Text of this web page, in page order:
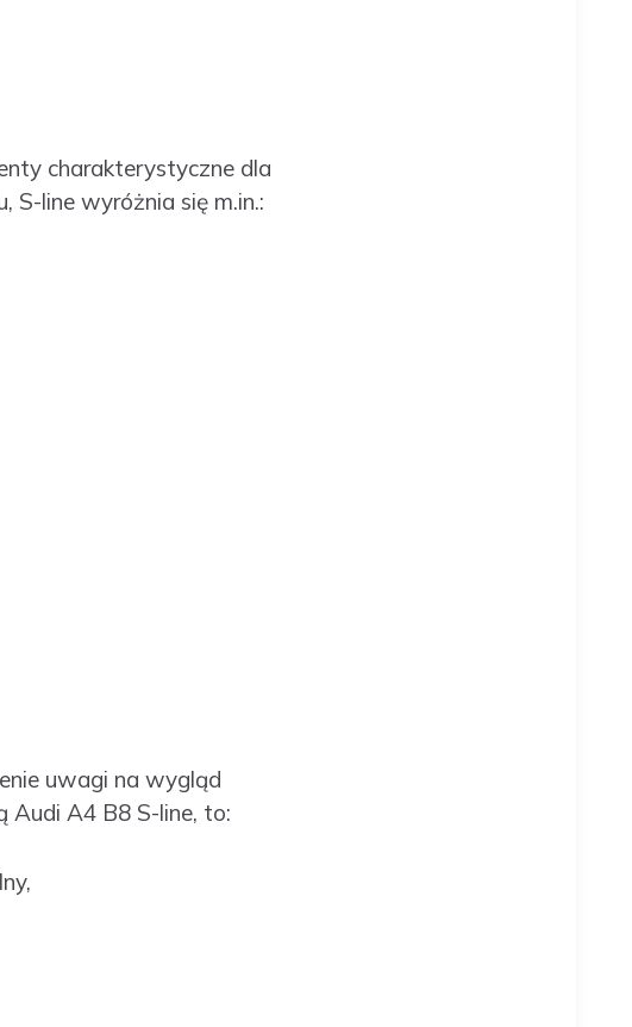
charakterystyczne dla
line wyróżnia się m.in.:
uwagi na wygląd
Audi A4 B8 S-line, to: